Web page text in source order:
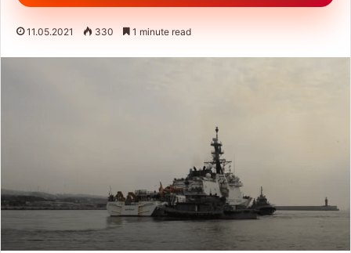
11.05.2021 330 1 minute read